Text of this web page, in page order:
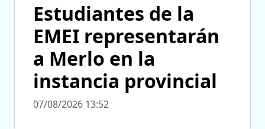
Estudiantes de la
EMEI representarán
a Merlo en la
instancia provincial
07/08/2026 13:52